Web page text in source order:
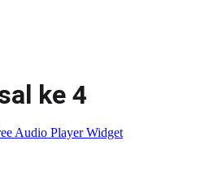
ke 4